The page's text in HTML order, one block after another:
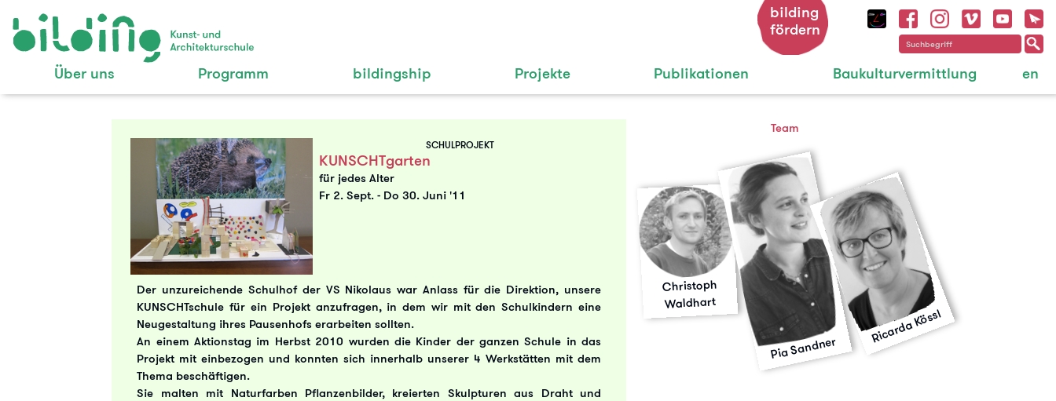
Über uns Programm bildingship Projekte Publikationen Baukulturvermittlung en
bilding
fördern
SCHULPROJEKT
KUNSCHTgarten
für jedes Alter
Fr 2. Sept. - Do 30. Juni '11
Der unzureichende Schulhof der VS Nikolaus war Anlass für die Direktion, unsere
KUNSCHTschule für ein Projekt anzufragen, in dem wir mit den Schulkindern eine
Neugestaltung ihres Pausenhofs erarbeiten sollten.
An einem Aktionstag im Herbst 2010 wurden die Kinder der ganzen Schule in das
Projekt mit einbezogen und konnten sich innerhalb unserer 4 Werkstätten mit dem
Thema beschäftigen.
Sie malten mit Naturfarben Pflanzenbilder, kreierten Skulpturen aus Draht und
Team
Christoph
Waldhart
Pia Sandner
Ricarda Kössl